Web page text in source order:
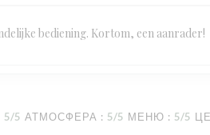
bediening. Kortom, een aanrader!
5/5 АТМОСФЕРА : 5/5 МЕНЮ : 5/5